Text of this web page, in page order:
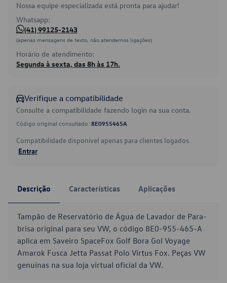
Nossa equipe especializada está pronta para ajudar!
Whatsapp:
(41) 99125-2143
(apenas mensagens de texto, não atendemos ligações)
Horário de atendimento:
Segunda à sexta, das 8h às 17h.
Verifique a compatibilidade
Consulte a compatibilidade fazendo login na sua conta.
Código original consultado: 8E0955465A
Compatibilidade disponível apenas para clientes logados.
Entrar
Descrição Características Aplicações
Tampão de Reservatório de Água de Lavador de Para-
brisa original para seu VW, o código 8E0-955-465-A
aplica em Saveiro SpaceFox Golf Bora Gol Voyage
Amarok Fusca Jetta Passat Polo Virtus Fox. Peças VW
genuínas na sua loja virtual oficial da VW.